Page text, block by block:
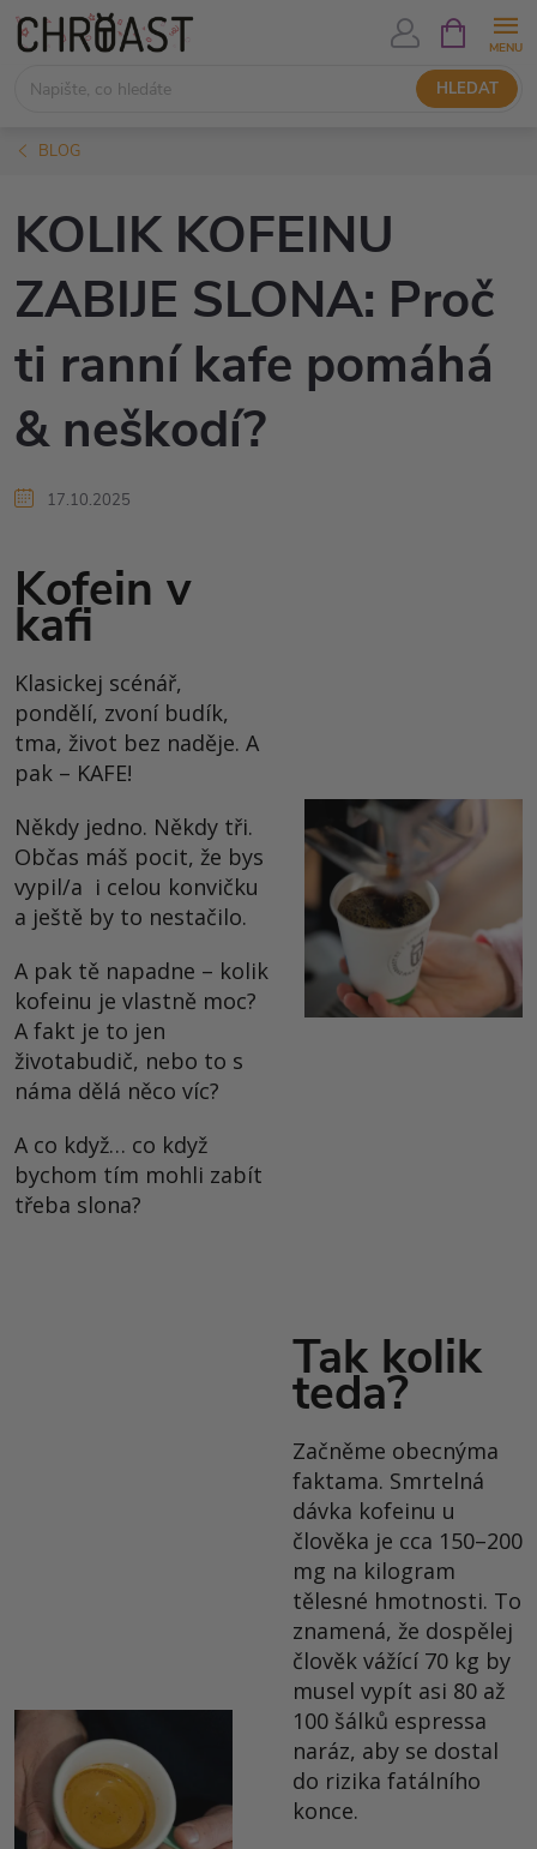
Přejít
HLEDAT
NÁKUPNÍ
KOŠÍK
BLOG
KOLIK KOFEINU
ZABIJE SLONA: Proč
ti ranní kafe pomáhá
& neškodí?
17.10.2025
Kofein v
kafi
Klasickej scénář,
pondělí, zvoní budík,
tma, život bez naděje. A
pak – KAFE!
Někdy jedno. Někdy tři.
Občas máš pocit, že bys
vypil/a i celou konvičku
a ještě by to nestačilo.
A pak tě napadne – kolik
kofeinu je vlastně moc?
A fakt je to jen
životabudič, nebo to s
náma dělá něco víc?
A co když… co když
bychom tím mohli zabít
třeba slona?
Tak kolik
teda?
Začněme obecnýma
faktama. Smrtelná
dávka kofeinu u
člověka je cca 150–200
mg na kilogram
tělesné hmotnosti. To
znamená, že dospělej
člověk vážící 70 kg by
musel vypít asi 80 až
100 šálků espressa
naráz, aby se dostal
do rizika fatálního
konce.